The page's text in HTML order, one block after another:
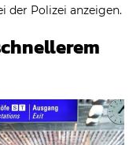
der Polizei anzeigen.